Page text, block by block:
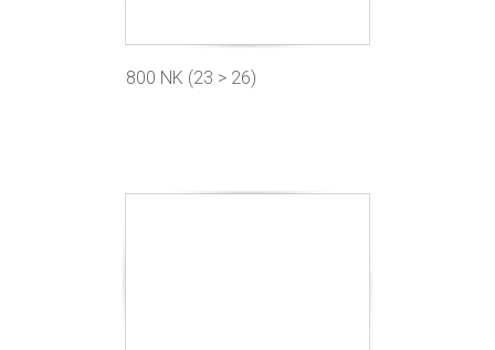
800 NK (23 > 26)